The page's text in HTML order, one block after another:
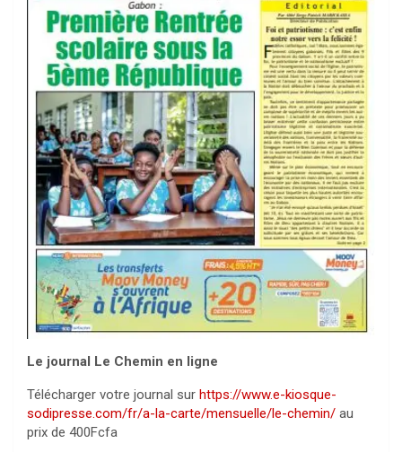
Le journal Le Chemin en ligne
Télécharger votre journal sur https://www.e-kiosque-
sodipresse.com/fr/a-la-carte/mensuelle/le-chemin/ au
prix de 400Fcfa